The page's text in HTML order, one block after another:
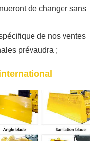
de changer sans
de nos ventes
prévaudra ;